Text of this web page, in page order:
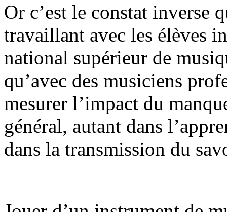
Or c’est le constat inverse
travaillant avec les élèves
national supérieur de
qu’avec des musiciens
mesurer l’impact du
général, autant dans
dans la transmission du